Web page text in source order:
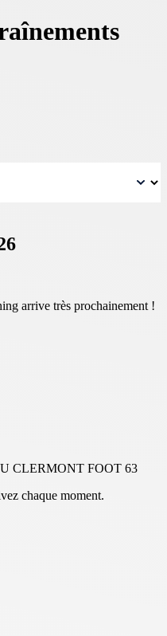
arrive très prochainement !
CLERMONT FOOT 63
chaque moment.